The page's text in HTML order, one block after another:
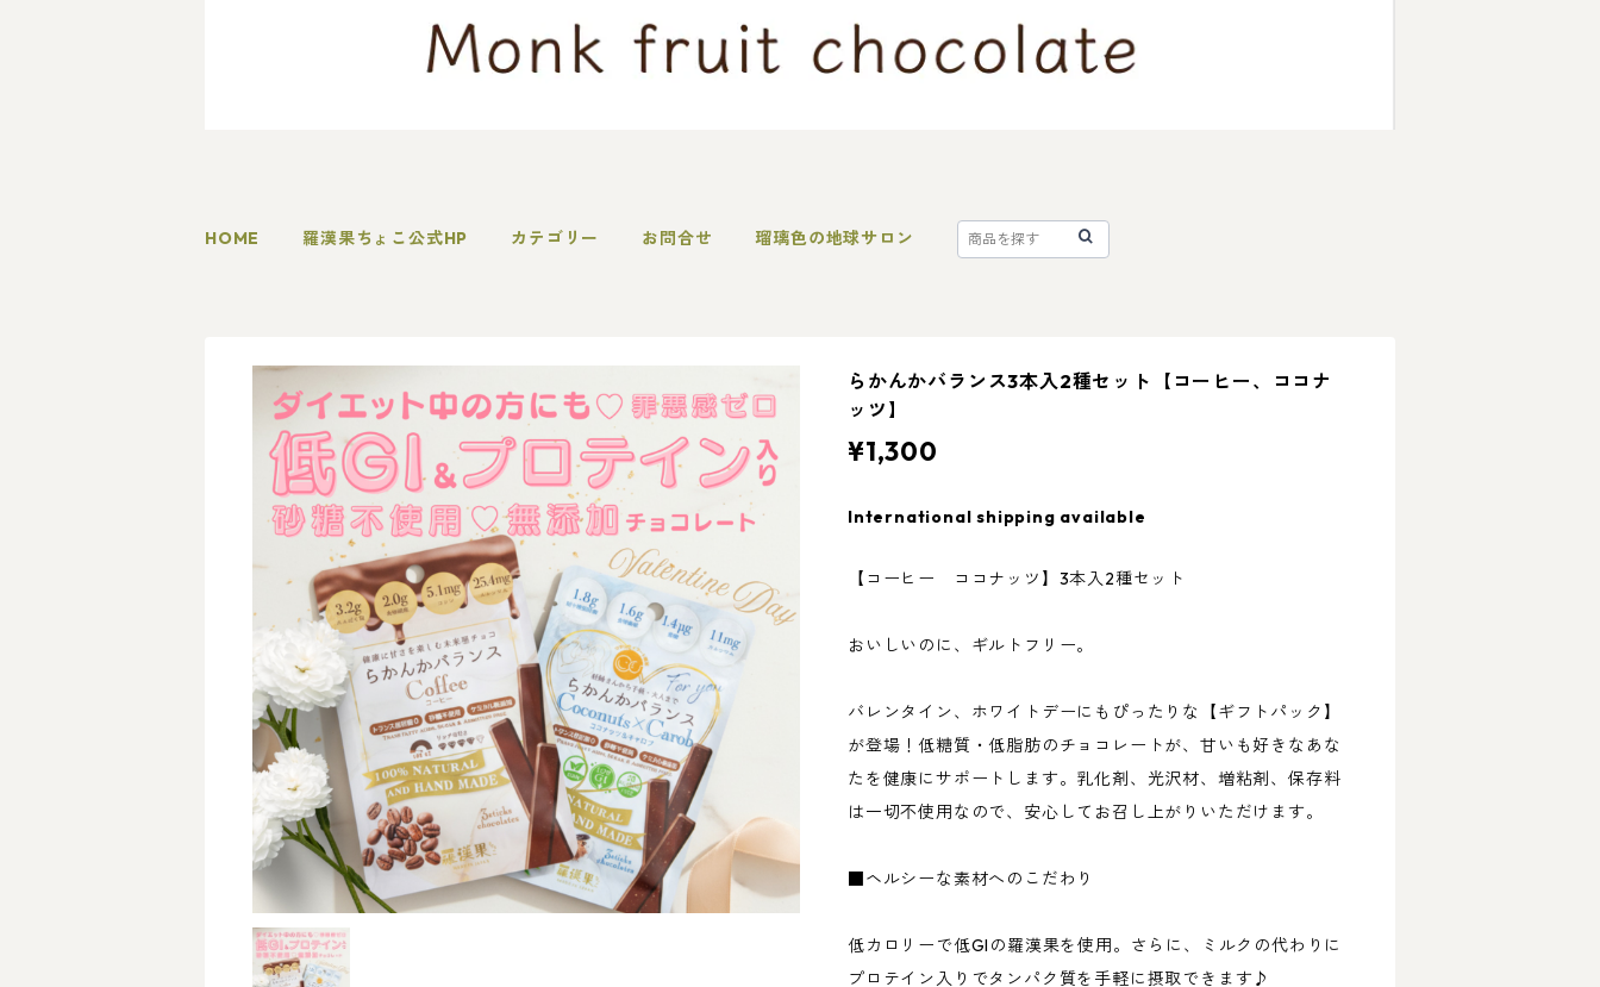
HOME 羅漢果ちょこ公式HP カテゴリー お問合せ 瑠璃色の地球サロン
らかんかバランス3本入2種セット【コーヒー、ココナ
ッツ】
¥1,300
International shipping available
【コーヒー ココナッツ】3本入2種セット
おいしいのに、ギルトフリー。
バレンタイン、ホワイトデーにもぴったりな【ギフトパック】
が登場！低糖質・低脂肪のチョコレートが、甘いも好きなあな
たを健康にサポートします。乳化剤、光沢材、増粘剤、保存料
は一切不使用なので、安心してお召し上がりいただけます。
■ヘルシーな素材へのこだわり
低カロリーで低GIの羅漢果を使用。さらに、ミルクの代わりに
プロテイン入りでタンパク質を手軽に摂取できます♪